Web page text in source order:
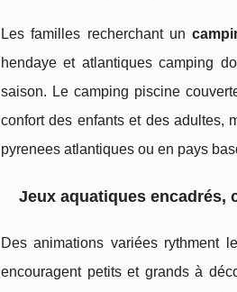
Les familles recherchant un
hendaye et atlantiques camping
saison. Le camping piscine
confort des enfants et des adultes,
pyrenees atlantiques ou en pays
Jeux aquatiques encadrés,
Des animations variées rythment
encouragent petits et grands à